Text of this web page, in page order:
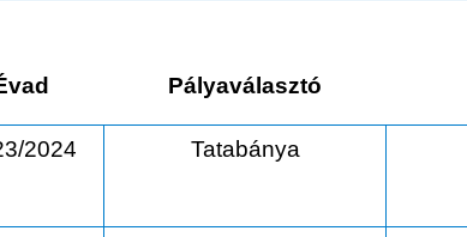
Pályaválasztó
2024 Tatabánya